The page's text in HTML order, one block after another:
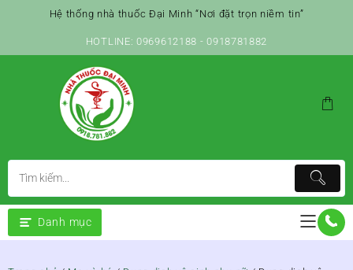
Hệ thống nhà thuốc Đại Minh “Nơi đặt trọn niềm tin”
HOTLINE: 0969612188 - 0918781882
Danh mục